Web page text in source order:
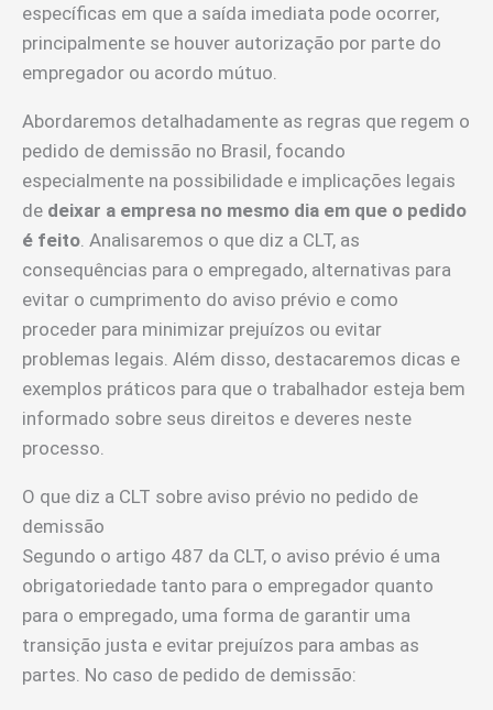
específicas em que a saída imediata pode ocorrer,
principalmente se houver autorização por parte do
empregador ou acordo mútuo.
Abordaremos detalhadamente as regras que regem o
pedido de demissão no Brasil, focando
especialmente na possibilidade e implicações legais
de deixar a empresa no mesmo dia em que o pedido
é feito . Analisaremos o que diz a CLT, as
consequências para o empregado, alternativas para
evitar o cumprimento do aviso prévio e como
proceder para minimizar prejuízos ou evitar
problemas legais. Além disso, destacaremos dicas e
exemplos práticos para que o trabalhador esteja bem
informado sobre seus direitos e deveres neste
processo.
O que diz a CLT sobre aviso prévio no pedido de
demissão
Segundo o artigo 487 da CLT, o aviso prévio é uma
obrigatoriedade tanto para o empregador quanto
para o empregado, uma forma de garantir uma
transição justa e evitar prejuízos para ambas as
partes. No caso de pedido de demissão: